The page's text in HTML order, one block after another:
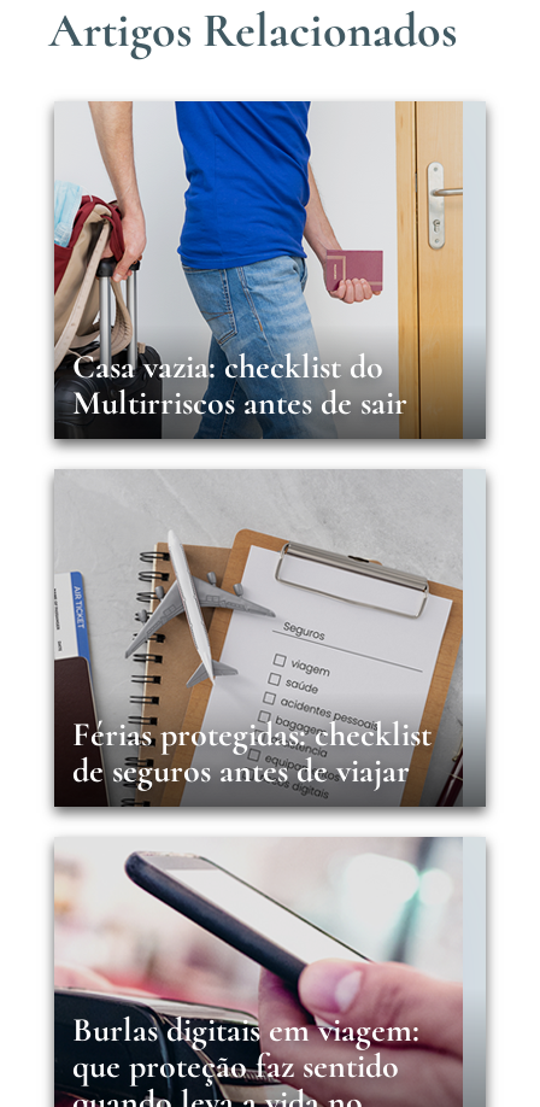
Artigos Relacionados
Casa vazia: checklist do
Multirriscos antes de sair
Férias protegidas: checklist
de seguros antes de viajar
Burlas digitais em viagem:
que proteção faz sentido